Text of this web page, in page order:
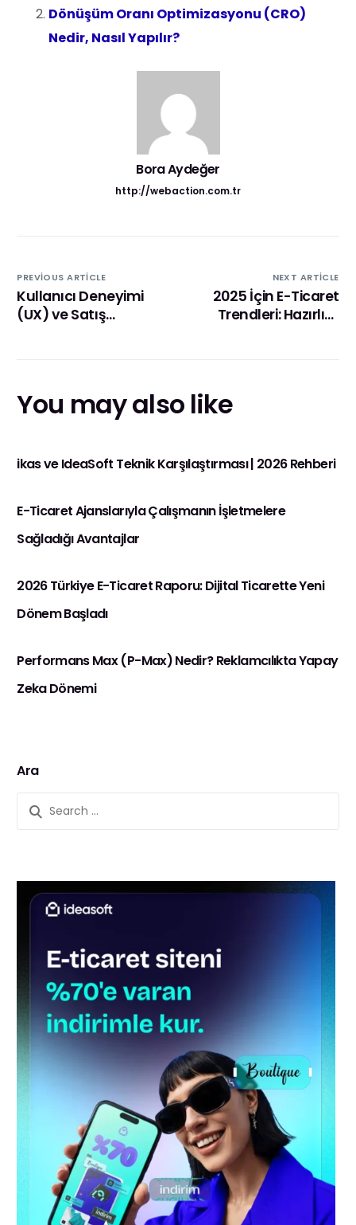
Dönüşüm Oranı Optimizasyonu (CRO)
Nedir, Nasıl Yapılır?
Bora Aydeğer
http://webaction.com.tr
PREVIOUS ARTICLE
Kullanıcı Deneyimi
(UX) ve Satış
NEXT ARTICLE
2025 İçin E-Ticaret
Trendleri: Hazırlıklı
You may also like
ikas ve IdeaSoft Teknik Karşılaştırması | 2026 Rehberi
E-Ticaret Ajanslarıyla Çalışmanın İşletmelere
Sağladığı Avantajlar
2026 Türkiye E-Ticaret Raporu: Dijital Ticarette Yeni
Dönem Başladı
Performans Max (P-Max) Nedir? Reklamcılıkta Yapay
Zeka Dönemi
Ara